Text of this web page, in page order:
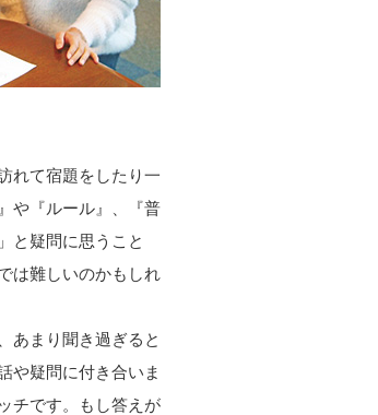
れて宿題をしたり一
や『ルール』、『普
と疑問に思うこと
は難しいのかもしれ
あまり聞き過ぎると
や疑問に付き合いま
チです。もし答えが